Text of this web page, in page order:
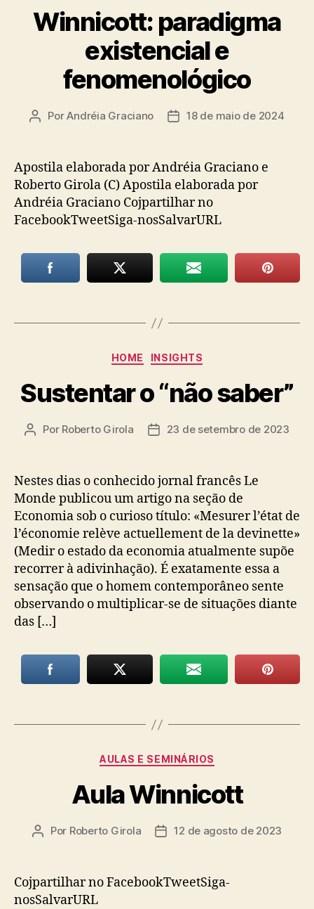
Winnicott: paradigma
existencial e
fenomenológico
Autor
PorAndréia Graciano
Data18 de maio de 2024
Apostila elaborada por Andréia Graciano e
Roberto Girola (C) Apostila elaborada por
Andréia Graciano Cojpartilhar no
FacebookTweetSiga-nosSalvarURL
Categorias
HOME INSIGHTS
Sustentar o “não saber”
Autor
Por Roberto Girola
Data23 de setembro de 2023
Nestes dias o conhecido jornal francês Le
Monde publicou um artigo na seção de
Economia sob o curioso título: «Mesurer l’état de
l’économie relève actuellement de la devinette»
(Medir o estado da economia atualmente supõe
recorrer à adivinhação). É exatamente essa a
sensação que o homem contemporâneo sente
observando o multiplicar-se de situações diante
das […]
Categorias
AULAS E SEMINÁRIOS
Aula Winnicott
Autor
Por Roberto Girola
Data12 de agosto de 2023
Cojpartilhar no FacebookTweetSiga-
nosSalvarURL